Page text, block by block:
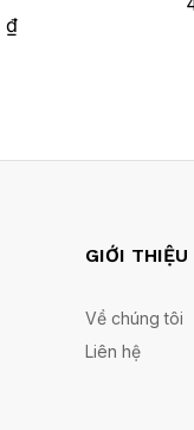
₫
GIỚI THIỆU
Về chúng tôi
Liên hệ